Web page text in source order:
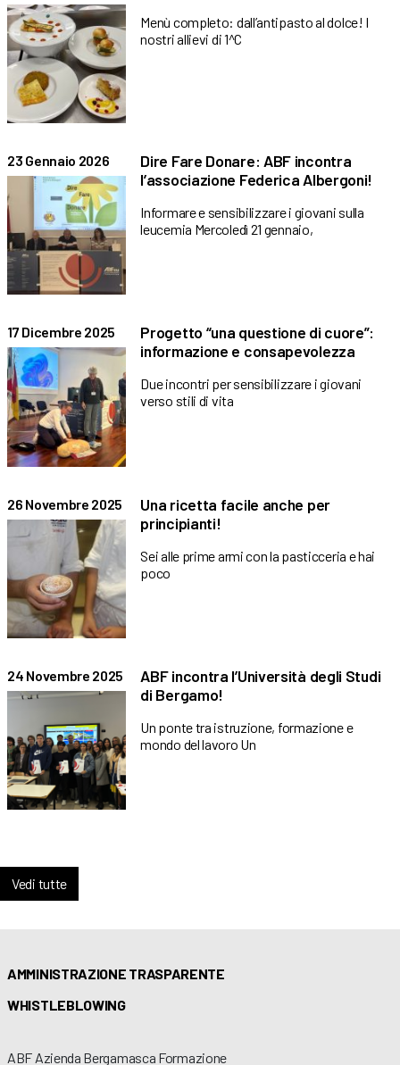
Menù completo: dall’antipasto al dolce! I
nostri allievi di 1^C
23 Gennaio 2026
Dire Fare Donare: ABF incontra
l’associazione Federica Albergoni!
Informare e sensibilizzare i giovani sulla
leucemia Mercoledì 21 gennaio,
17 Dicembre 2025
Progetto “una questione di cuore”:
informazione e consapevolezza
Due incontri per sensibilizzare i giovani
verso stili di vita
26 Novembre 2025
Una ricetta facile anche per
principianti!
Sei alle prime armi con la pasticceria e hai
poco
24 Novembre 2025
ABF incontra l’Università degli Studi
di Bergamo!
Un ponte tra istruzione, formazione e
mondo del lavoro Un
Vedi tutte
AMMINISTRAZIONE TRASPARENTE
WHISTLEBLOWING
ABF Azienda Bergamasca Formazione